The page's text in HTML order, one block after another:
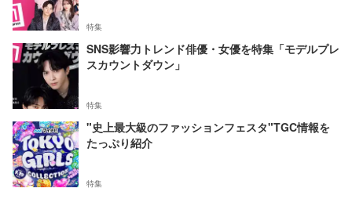
特集
SNS影響力トレンド俳優・女優を特集「モデルプレ
スカウントダウン」
特集
"史上最大級のファッションフェスタ"TGC情報を
たっぷり紹介
特集